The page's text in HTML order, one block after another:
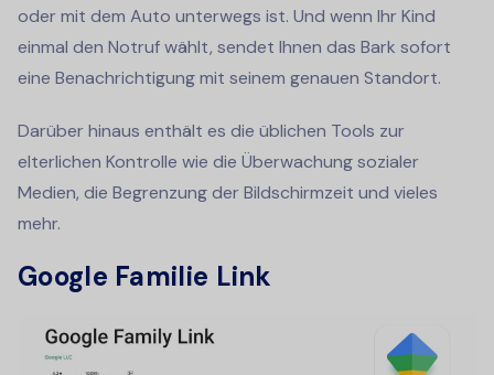
oder mit dem Auto unterwegs ist. Und wenn Ihr Kind
einmal den Notruf wählt, sendet Ihnen das Bark sofort
eine Benachrichtigung mit seinem genauen Standort.
Darüber hinaus enthält es die üblichen Tools zur
elterlichen Kontrolle wie die Überwachung sozialer
Medien, die Begrenzung der Bildschirmzeit und vieles
mehr.
Google Familie Link